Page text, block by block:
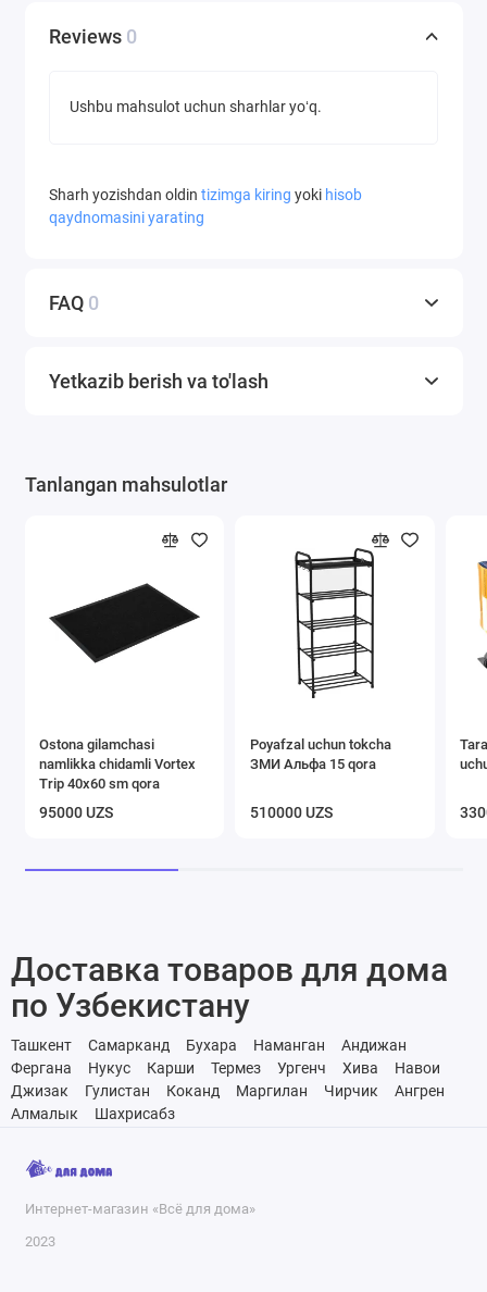
Reviews 0
Ushbu mahsulot uchun sharhlar yoʻq.
Sharh yozishdan oldin tizimga kiring yoki hisob
qaydnomasini yarating
FAQ 0
Yetkazib berish va to'lash
Tanlangan mahsulotlar
Ostona gilamchasi
namlikka chidamli Vortex
Trip 40х60 sm qora
95000 UZS
Poyafzal uchun tokcha
ЗМИ Альфа 15 qora
510000 UZS
Доставка товаров для дома
по Узбекистану
Ташкент Самарканд Бухара Наманган
Андижан
Фергана
Нукус Карши Термез Ургенч Хива
Навои
Джизак
Гулистан Коканд Маргилан Чирчик
Ангрен
Алмалык
Шахрисабз
Интернет-магазин «Всё для дома»
2023